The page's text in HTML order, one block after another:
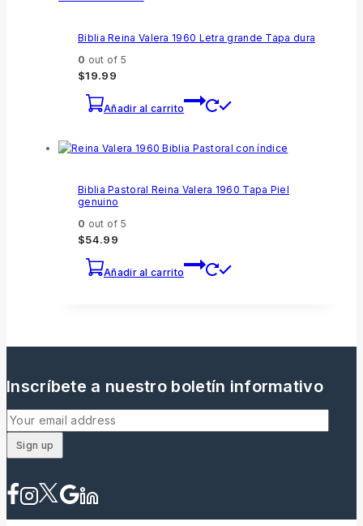
Biblia Reina Valera 1960 Letra grande Tapa dura
0 out of 5
$19.99
Añadir al carrito
Biblia Pastoral Reina Valera 1960 Tapa Piel
genuino
0 out of 5
$54.99
Añadir al carrito
Inscríbete a nuestro boletín informativo